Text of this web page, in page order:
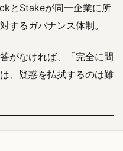
とStakeが同一企業に所
するガバナンス体制。
がなければ、「完全に間
、疑惑を払拭するのは難